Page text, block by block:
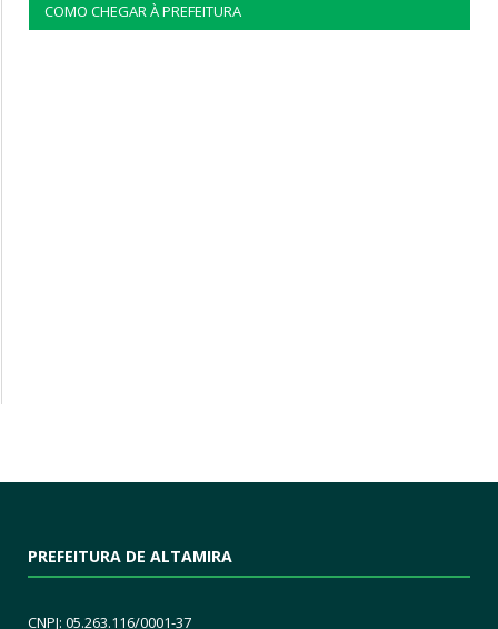
COMO CHEGAR À PREFEITURA
PREFEITURA DE ALTAMIRA
CNPJ: 05.263.116/0001-37